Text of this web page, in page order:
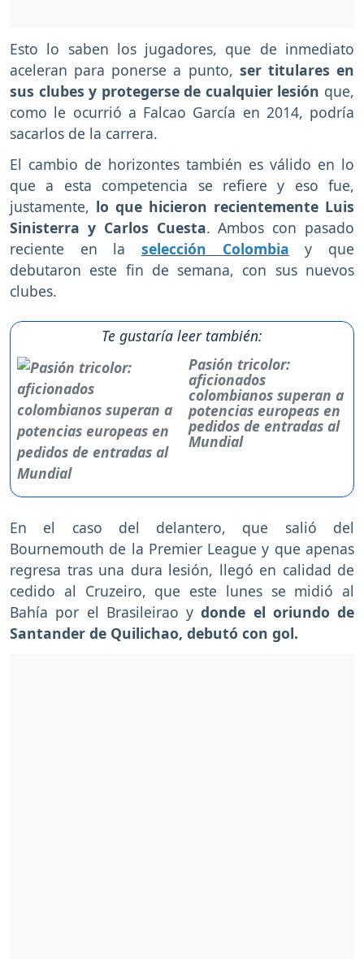
Esto lo saben los jugadores, que de inmediato
aceleran para ponerse a punto, ser titulares en
sus clubes y protegerse de cualquier lesión que,
como le ocurrió a Falcao García en 2014, podría
sacarlos de la carrera.
El cambio de horizontes también es válido en lo
que a esta competencia se refiere y eso fue,
justamente, lo que hicieron recientemente Luis
Sinisterra y Carlos Cuesta. Ambos con pasado
reciente en la selección Colombia y que
debutaron este fin de semana, con sus nuevos
clubes.
Te gustaría leer también:
Pasión tricolor:
aficionados
colombianos superan a
potencias europeas en
pedidos de entradas al
Mundial
En el caso del delantero, que salió del
Bournemouth de la Premier League y que apenas
regresa tras una dura lesión, llegó en calidad de
cedido al Cruzeiro, que este lunes se midió al
Bahía por el Brasileirao ydonde el oriundo de
Santander de Quilichao, debutó con gol.